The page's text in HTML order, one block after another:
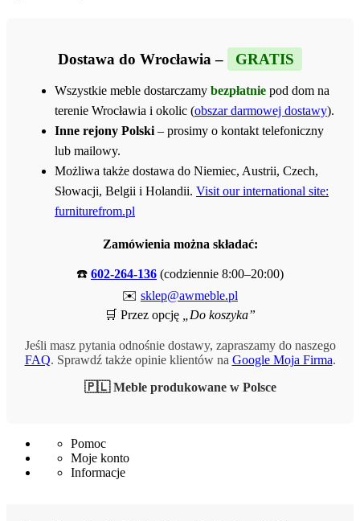
Dostawa do Wrocławia – GRATIS
Wszystkie meble dostarczamy bezpłatnie pod dom na
terenie Wrocławia i okolic (obszar darmowej dostawy).
Inne rejony Polski – prosimy o kontakt telefoniczny
lub mailowy.
Możliwa także dostawa do Niemiec, Austrii, Czech,
Słowacji, Belgii i Holandii. Visit our international site:
furniturefrom.pl
Zamówienia można składać:
☎️ 602-264-136 (codziennie 8:00–20:00)
✉️ sklep@awmeble.pl
🛒 Przez opcję
„Do koszyka”
Jeśli masz pytania odnośnie dostawy, zapraszamy do naszego
FAQ. Sprawdź także opinie klientów na Google Moja Firma.
🇵🇱 Meble produkowane w Polsce
Pomoc
Moje konto
Informacje